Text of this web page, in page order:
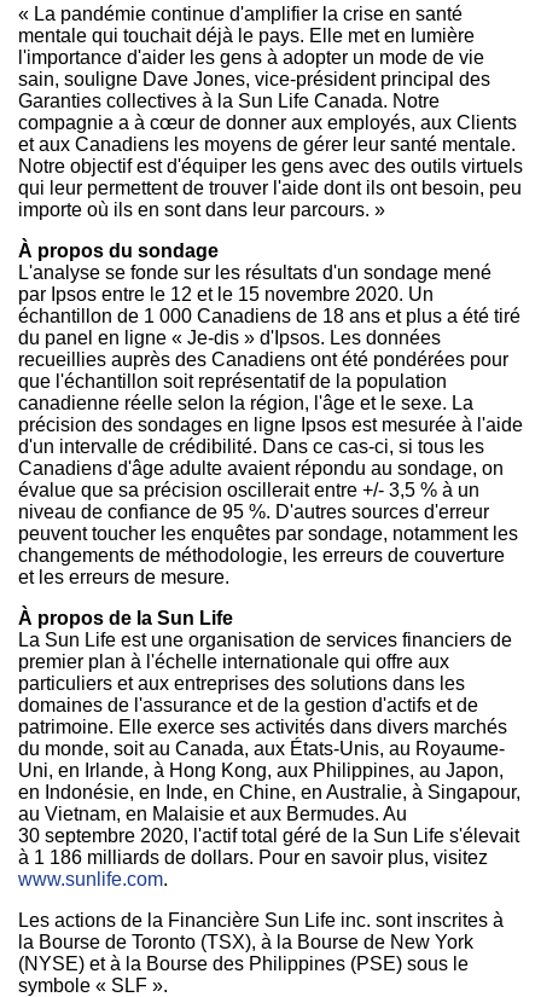
« La pandémie continue d'amplifier la crise en santé
mentale qui touchait déjà le pays. Elle met en lumière
l'importance d'aider les gens à adopter un mode de vie
sain, souligne Dave Jones, vice-président principal des
Garanties collectives à la Sun Life Canada. Notre
compagnie a à cœur de donner aux employés, aux Clients
et aux Canadiens les moyens de gérer leur santé mentale.
Notre objectif est d'équiper les gens avec des outils virtuels
qui leur permettent de trouver l'aide dont ils ont besoin, peu
importe où ils en sont dans leur parcours. »
À propos du sondage
L'analyse se fonde sur les résultats d'un sondage mené
par Ipsos entre le 12 et le 15 novembre 2020. Un
échantillon de 1 000 Canadiens de 18 ans et plus a été tiré
du panel en ligne « Je-dis » d'Ipsos. Les données
recueillies auprès des Canadiens ont été pondérées pour
que l'échantillon soit représentatif de la population
canadienne réelle selon la région, l'âge et le sexe. La
précision des sondages en ligne Ipsos est mesurée à l'aide
d'un intervalle de crédibilité. Dans ce cas-ci, si tous les
Canadiens d'âge adulte avaient répondu au sondage, on
évalue que sa précision oscillerait entre +/- 3,5 % à un
niveau de confiance de 95 %. D'autres sources d'erreur
peuvent toucher les enquêtes par sondage, notamment les
changements de méthodologie, les erreurs de couverture
et les erreurs de mesure.
À propos de la Sun Life
La Sun Life est une organisation de services financiers de
premier plan à l'échelle internationale qui offre aux
particuliers et aux entreprises des solutions dans les
domaines de l'assurance et de la gestion d'actifs et de
patrimoine. Elle exerce ses activités dans divers marchés
du monde, soit au Canada, aux États-Unis, au Royaume-
Uni, en Irlande, à Hong Kong, aux Philippines, au Japon,
en Indonésie, en Inde, en Chine, en Australie, à Singapour,
au Vietnam, en Malaisie et aux Bermudes. Au
30 septembre 2020, l'actif total géré de la Sun Life s'élevait
à 1 186 milliards de dollars. Pour en savoir plus, visitez
www.sunlife.com.
Les actions de la Financière Sun Life inc. sont inscrites à
la Bourse de Toronto (TSX), à la Bourse de New York
(NYSE) et à la Bourse des Philippines (PSE) sous le
symbole « SLF ».